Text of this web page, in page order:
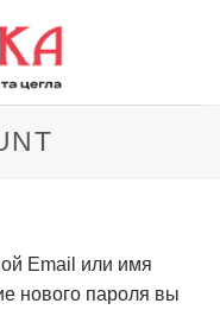
Email или имя
нового пароля вы